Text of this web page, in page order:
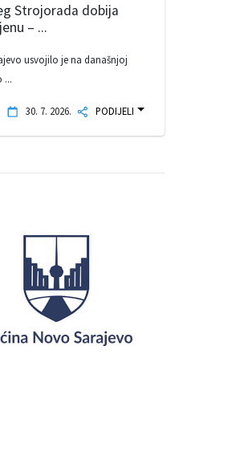
Strojorada dobija
– ...
usvojilo je na današnjoj
...
30. 7. 2026. PODIJELI